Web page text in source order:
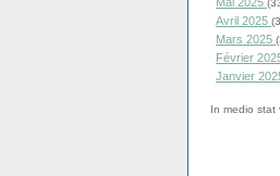
Avril 2025
Mars 2025
Février
Janvier
In medio stat